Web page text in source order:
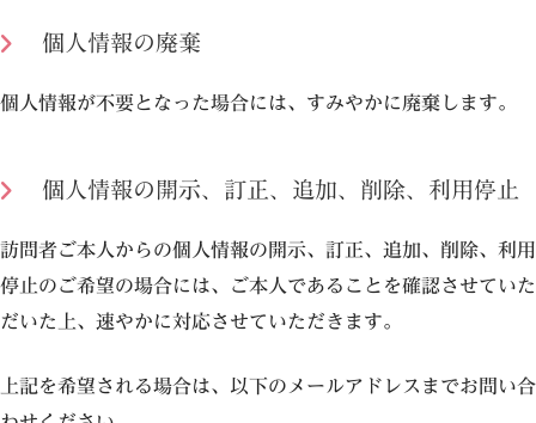
個人情報の廃棄
個人情報が不要となった場合には、すみやかに廃棄します。
個人情報の開示、訂正、追加、削除、利用停止
訪問者ご本人からの個人情報の開示、訂正、追加、削除、利用
停止のご希望の場合には、ご本人であることを確認させていた
だいた上、速やかに対応させていただきます。
上記を希望される場合は、以下のメールアドレスまでお問い合